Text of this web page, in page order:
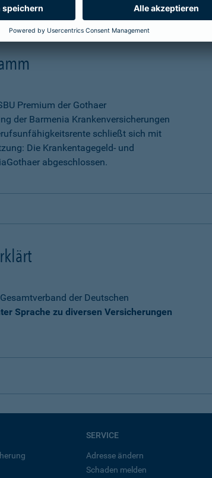
Premium der Gothaer
der Barmenia Krankenversicherungen
schließt sich mit
Die Krankentagegeld- und
abgeschlossen.
der Deutschen
Sprache zu diversen Versicherungen
SERVICE
Adresse ändern
Schaden melden